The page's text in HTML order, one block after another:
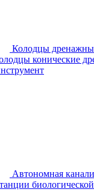
Колодцы
конические
Автономная